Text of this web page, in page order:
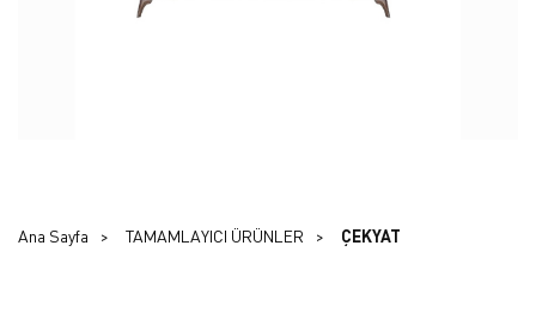
Ana Sayfa TAMAMLAYICI ÜRÜNLER ÇEKYAT